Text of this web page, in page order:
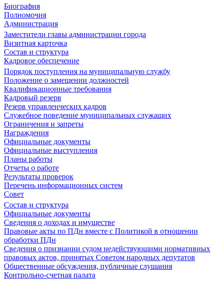
Биография
Полномочия
Администрация
Заместители главы администрации города
Визитная карточка
Состав и структура
Кадровое обеспечение
Порядок поступления на муниципальную службу
Положение о замещении должностей
Квалификационные требования
Кадровый резерв
Резерв управленческих кадров
Служебное поведение муниципальных служащих
Ограничения и запреты
Награждения
Официальные документы
Официальные выступления
Планы работы
Отчеты о работе
Результаты проверок
Перечень информационных систем
Совет
Состав и структура
Официальные документы
Сведения о доходах и имуществе
Правовые акты по ПДн вместе с Политикой в отношении
обработки ПДн
Сведения о признании судом недействующими нормативных
правовых актов, принятых Советом народных депутатов
Общественные обсуждения, публичные слушания
Контрольно-счетная палата